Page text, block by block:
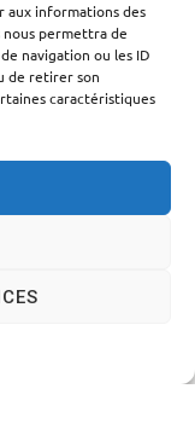
aux informations des
permettra de
navigation ou les ID
de retirer son
caractéristiques